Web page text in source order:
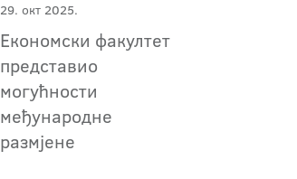
29. окт 2025.
Економски факултет
представио
могућности
међународне
размјене